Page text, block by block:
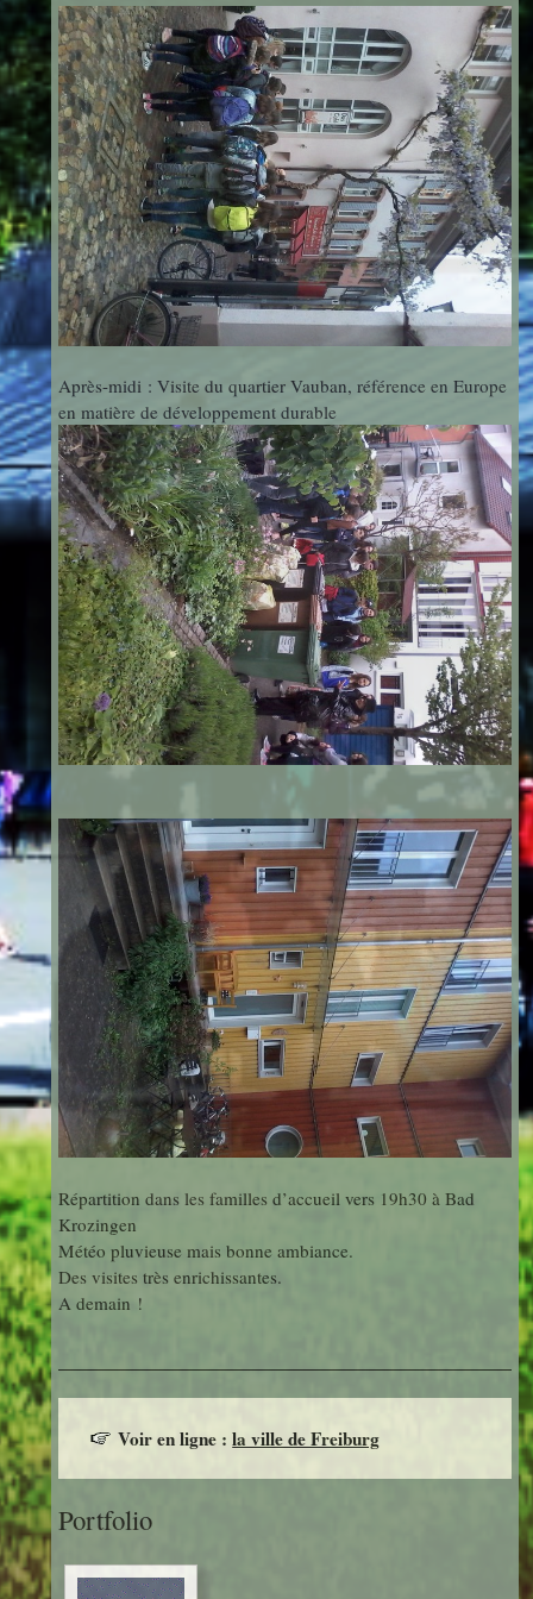
Mathématiques
Projets
Interdisciplinaires
SVT
What's up
in room 50
Après-midi : Visite du quartier Vauban, référence en Europe
en matière de développement durable
Répartition dans les familles d’accueil vers 19h30 à Bad
Krozingen
Météo pluvieuse mais bonne ambiance.
Des visites très enrichissantes.
A demain !
Voir en ligne :la ville de Freiburg
Portfolio